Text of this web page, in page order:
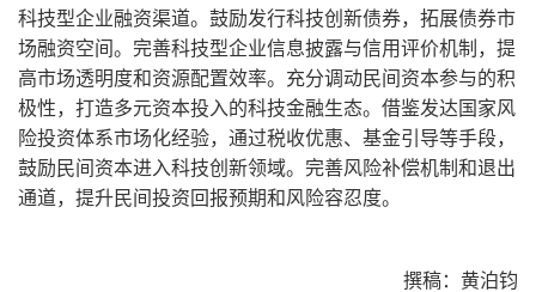
科技型企业融资渠道。鼓励发行科技创新债券，拓展债券市
场融资空间。完善科技型企业信息披露与信用评价机制，提
高市场透明度和资源配置效率。充分调动民间资本参与的积
极性，打造多元资本投入的科技金融生态。借鉴发达国家风
险投资体系市场化经验，通过税收优惠、基金引导等手段，
鼓励民间资本进入科技创新领域。完善风险补偿机制和退出
通道，提升民间投资回报预期和风险容忍度。
撰稿：黄泊钧